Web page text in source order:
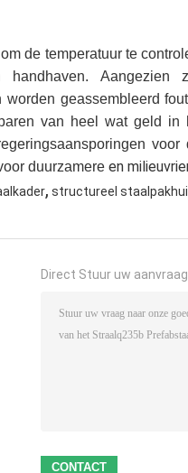
de temperatuur te
handhaven.
geassembleerd
van heel wat geld in
voor
duurzamere en
, structureel
Direct Stuur uw